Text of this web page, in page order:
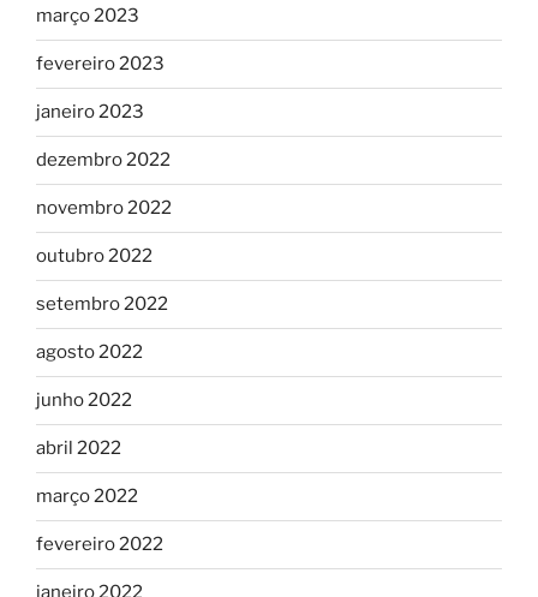
março 2023
fevereiro 2023
janeiro 2023
dezembro 2022
novembro 2022
outubro 2022
setembro 2022
agosto 2022
junho 2022
abril 2022
março 2022
fevereiro 2022